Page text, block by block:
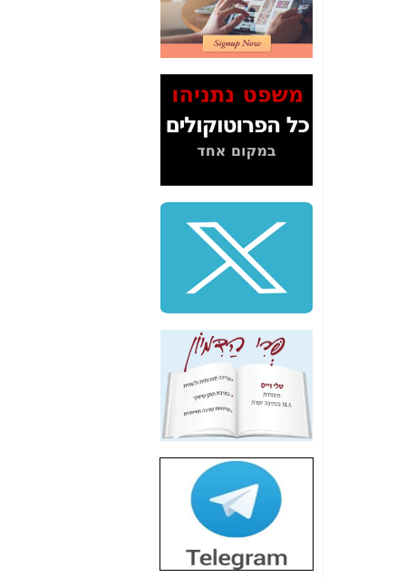
2" על תעלולי השר
משה כחלון -כאן
המשך חשיפת הבלוף
ששמו "מהפיכת
הסלולר" ואיך מסרסים
כאן
סיכום ביקור בסיליקון
שלמה פילבר (עד
לאחרונה מנכ"ל משרד
התקשורת) - עד
מדינה? הצחקתם
"יש אפליה בחקירה"?
חשיפה: למה השר
משה כחלון לא נחקר
עד היום? -
כאן
הדומה לזו של "תיק
4000" אך בתחום
הסלולר -
חשיפת מה שלא
רוצים שתדעו בעניין
פריסת אנלימיטד
(בניחוח בלתי נסבל) -
כאן